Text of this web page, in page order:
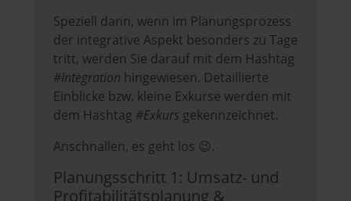
Speziell dann, wenn im Planungsprozess
der integrative Aspekt besonders zu Tage
tritt, werden Sie darauf mit dem Hashtag
#Integration hingewiesen. Detaillierte
Einblicke bzw. kleine Exkurse werden mit
dem Hashtag #Exkurs gekennzeichnet.
Anschnallen, es geht los 😉.
Planungsschritt 1: Umsatz- und
Profitabilitätsplanung &